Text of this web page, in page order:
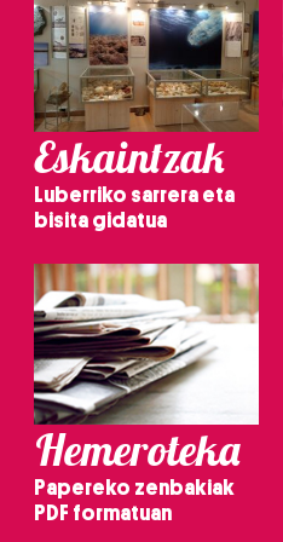
Eskaintzak
Luberriko sarrera eta
bisita gidatua
Hemeroteka
Papereko zenbakiak
PDF formatuan